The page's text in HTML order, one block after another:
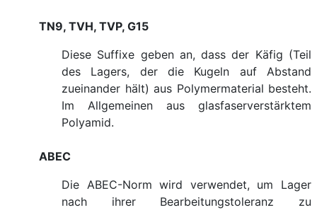
TN9, TVH, TVP, G15
Diese Suffixe geben an, dass der Käfig (Teil
des Lagers, der die Kugeln auf Abstand
zueinander hält) aus Polymermaterial besteht.
Im Allgemeinen aus glasfaserverstärktem
Polyamid.
ABEC
Die ABEC-Norm wird verwendet, um Lager
nach ihrer Bearbeitungstoleranz zu